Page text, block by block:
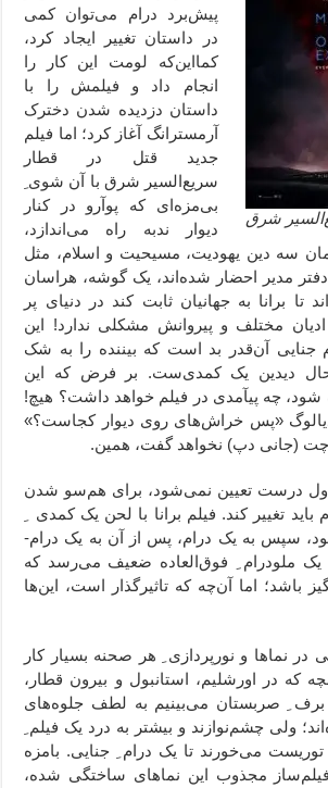
شرق
پیش‌برد درام می‌توان کمی
در داستان تغییر ایجاد کرد،
کما‌این‌که لومت این کار را
انجام داد و فیلمش را با
داستان دزدیده شدن دخترک
آرمسترانگ آغاز کرد؛ اما فیلم
جدید قتل در قطار
سریع‌السیر شرق با آن شوی ِ
بی‌مزه‌ای که پوآرو در کنار
دیوار ندبه راه می‌اندازد،
سه دین یهودیت، مسیحیت و اسلام، مثل
مدیر احضار شده‌اند، یک گوشه، هراسان
تا برانا به جهانیان ثابت کند در دنیای پر
ادیان مختلف و پیروانش مشکلی ندارد! این
جنایی آن‌قدر بد است که بیننده را به شک
حال دیدین یک کمدی‌ست. بر فرض که این
چه پیآمدی در فیلم خواهد داشت؟ هیچ!
دیالوگ «پس خراش‌های روی دیوار کجاست؟»
(جانی دپ) نخواهد گفت، همین.
درست تعیین نمی‌شود، برای هم‌سو شدن
باید تغییر کند. فیلم برانا با لحن یک کمدی
سپس به یک درام، پس از آن به یک درام-
یک ملودرام ِ فوق‌العاده ضعیف می‌رسد که
باشد؛ اما آن‌چه که تاثیرگذار است، این‌ها
در نماها و نورپردازی ِ هر صحنه بسیار کار
که در اورشلیم، استانبول و بیرون قطار،‌
برف ِ صربستان می‌بینیم به لطف جلوه‌های
ولی چشم‌نوازند و بیشتر به درد یک فیلم
می‌خورند تا یک درام ِ جنایی. بامزه
مجذوب این نماهای ساختگی شده،